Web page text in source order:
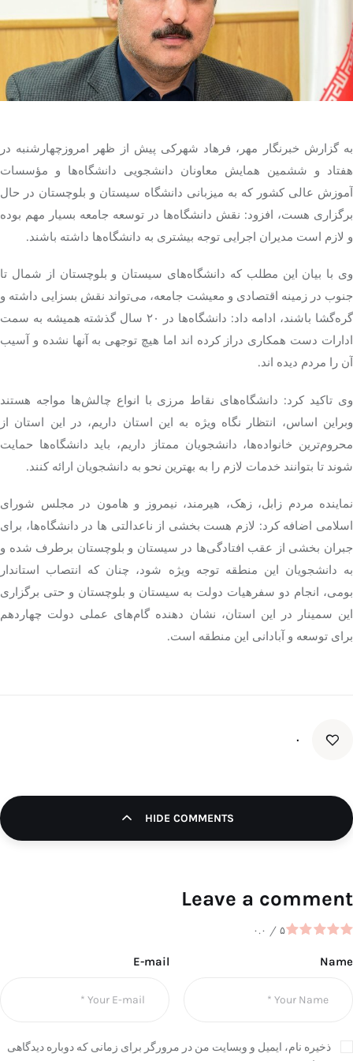
پایگاه خبری آبان
به گزارش خبرنگار مهر، فرهاد شهرکی پیش از ظهر امروزچهارشنبه در
هفتاد و ششمین همایش معاونان دانشجویی دانشگاه‌ها و مؤسسات
آموزش عالی کشور که به میزبانی دانشگاه سیستان و بلوچستان در حال
برگزاری هست، افزود: نقش دانشگاه‌ها در توسعه جامعه بسیار مهم بوده
و لازم است مدیران اجرایی توجه بیشتری به دانشگاه‌ها داشته باشند.
وی با بیان این مطلب که دانشگاه‌های سیستان و بلوچستان از شمال تا
جنوب در زمینه اقتصادی و معیشت جامعه، می‌تواند نقش بسزایی داشته و
گره‌گشا باشند، ادامه داد: دانشگاه‌ها در ۲۰ سال گذشته همیشه به سمت
ادارات دست همکاری دراز کرده اند اما هیچ توجهی به آنها نشده و آسیب
آن را مردم دیده اند.
وی تاکید کرد: دانشگاه‌های نقاط مرزی با انواع چالش‌ها مواجه هستند
وبراین اساس، انتظار نگاه ویژه به این استان داریم، در این استان از
محروم‌ترین خانواده‌ها، دانشجویان ممتاز داریم، باید دانشگاه‌ها حمایت
شوند تا بتوانند خدمات لازم را به بهترین نحو به دانشجویان ارائه کنند.
نماینده مردم زابل،زهک، هیرمند، نیمروز و هامون در مجلس شورای
اسلامی اضافه کرد: لازم هست بخشی از ناعدالتی ها در دانشگاه‌ها، برای
جبران بخشی از عقب افتادگی‌ها در سیستان و بلوچستان برطرف شده و
به دانشجویان این منطقه توجه ویژه شود، چنان که انتصاب استاندار
بومی، انجام دو سفرهیات دولت به سیستان و بلوچستان و حتی برگزاری
این سمینار در این استان، نشان دهنده گام‌های عملی دولت چهاردهم
برای توسعه و آبادانی این منطقه است.
۰
HIDE COMMENTS
Leave a comment
۰.۰ / ۵
Name
E-mail
ذخیره نام، ایمیل و وبسایت من در مرورگر برای زمانی که دوباره دیدگاهی